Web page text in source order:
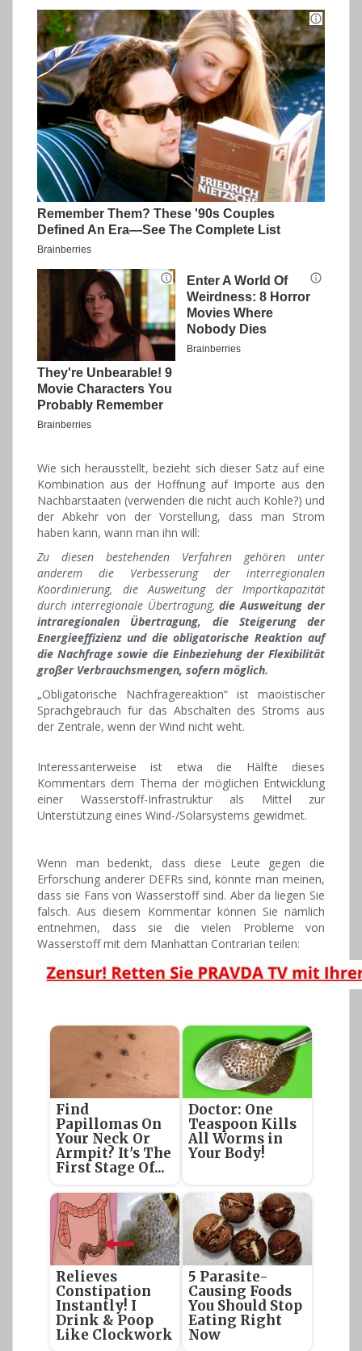
Wie sich herausstellt, bezieht sich dieser Satz auf eine
Kombination aus der Hoffnung auf Importe aus den
Nachbarstaaten (verwenden die nicht auch Kohle?) und
der Abkehr von der Vorstellung, dass man Strom
haben kann, wann man ihn will:
Zu diesen bestehenden Verfahren gehören unter
anderem die Verbesserung der interregionalen
Koordinierung, die Ausweitung der Importkapazität
durch interregionale Übertragung,die Ausweitung der
intraregionalen Übertragung, die Steigerung der
Energieeffizienz und die obligatorische Reaktion auf
die Nachfrage sowie die Einbeziehung der Flexibilität
großer Verbrauchsmengen, sofern möglich.
„Obligatorische Nachfragereaktion“ ist maoistischer
Sprachgebrauch für das Abschalten des Stroms aus
der Zentrale, wenn der Wind nicht weht.
Interessanterweise ist etwa die Hälfte dieses
Kommentars dem Thema der möglichen Entwicklung
einer Wasserstoff-Infrastruktur als Mittel zur
Unterstützung eines Wind-/Solarsystems gewidmet.
Wenn man bedenkt, dass diese Leute gegen die
Erforschung anderer DEFRs sind, könnte man meinen,
dass sie Fans von Wasserstoff sind. Aber da liegen Sie
falsch. Aus diesem Kommentar können Sie nämlich
entnehmen, dass sie die vielen Probleme von
Wasserstoff mit dem Manhattan Contrarian teilen:
Find
Papillomas On
Your Neck Or
Armpit? It's The
First Stage Of...
Doctor: One
Teaspoon Kills
All Worms in
Your Body!
Relieves
Constipation
Instantly! I
Drink & Poop
Like Clockwork
5 Parasite-
Causing Foods
You Should Stop
Eating Right
Now